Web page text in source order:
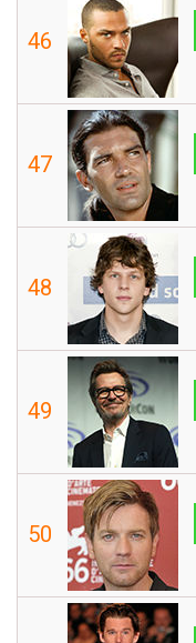
46
47
48
49
50